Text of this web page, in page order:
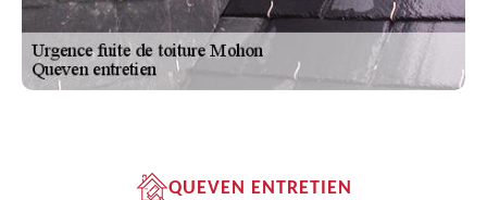
QUEVEN ENTRETIEN